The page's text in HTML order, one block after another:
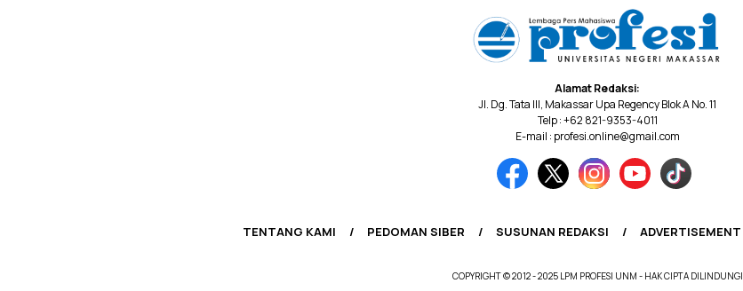
Alamat Redaksi:
Jl. Dg. Tata III, Makassar Upa Regency Blok A No. 11
Telp : +62 821-9353-4011
E-mail : profesi.online@gmail.com
TENTANG KAMI PEDOMAN SIBER SUSUNAN REDAKSI ADVERTISEMENT
COPYRIGHT © 2012 - 2025 LPM PROFESI UNM - HAK CIPTA DILINDUNGI